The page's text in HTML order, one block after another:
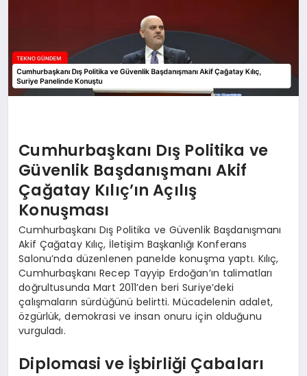
Cumhurbaşkanı Dış Politika ve
Güvenlik Başdanışmanı Akif
Çağatay Kılıç’ın Açılış
Konuşması
Cumhurbaşkanı Dış Politika ve Güvenlik Başdanışmanı
Akif Çağatay Kılıç, İletişim Başkanlığı Konferans
Salonu’nda düzenlenen panelde konuşma yaptı. Kılıç,
Cumhurbaşkanı Recep Tayyip Erdoğan’ın talimatları
doğrultusunda Mart 2011’den beri Suriye’deki
çalışmaların sürdüğünü belirtti. Mücadelenin adalet,
özgürlük, demokrasi ve insan onuru için olduğunu
vurguladı.
Diplomasi ve İşbirliği Çabaları